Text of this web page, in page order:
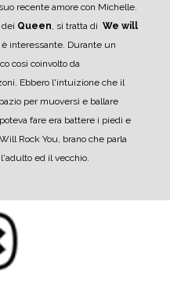
recente amore con Michelle.
Queen, si tratta di We will
interessante. Durante un
così coinvolto da
Ebbero l'intuizione che il
per muoversi e ballare
fare era battere i piedi e
Rock You, brano che parla
ed il vecchio.